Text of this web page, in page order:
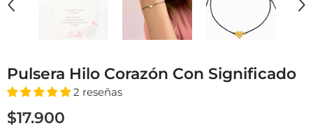
Pulsera Hilo Corazón Con Significado
2 reseñas
$17.900